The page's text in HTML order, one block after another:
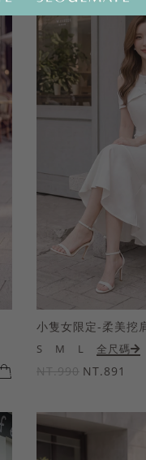
小隻女限定-柔美挖
S M L 全尺碼
NT.990 NT.891